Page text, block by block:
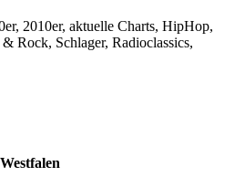
2010er, aktuelle Charts, HipHop,
Rock, Schlager, Radioclassics,